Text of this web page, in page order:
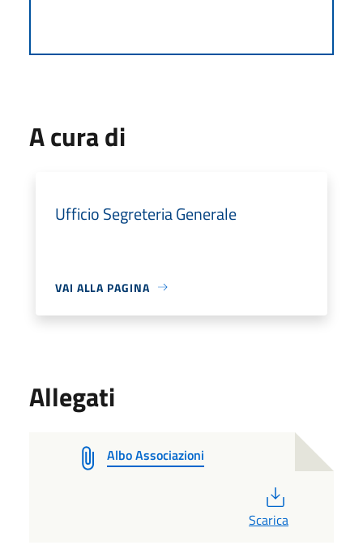
A cura di
Ufficio Segreteria Generale
VAI ALLA PAGINA
Allegati
Albo Associazioni
Scarica